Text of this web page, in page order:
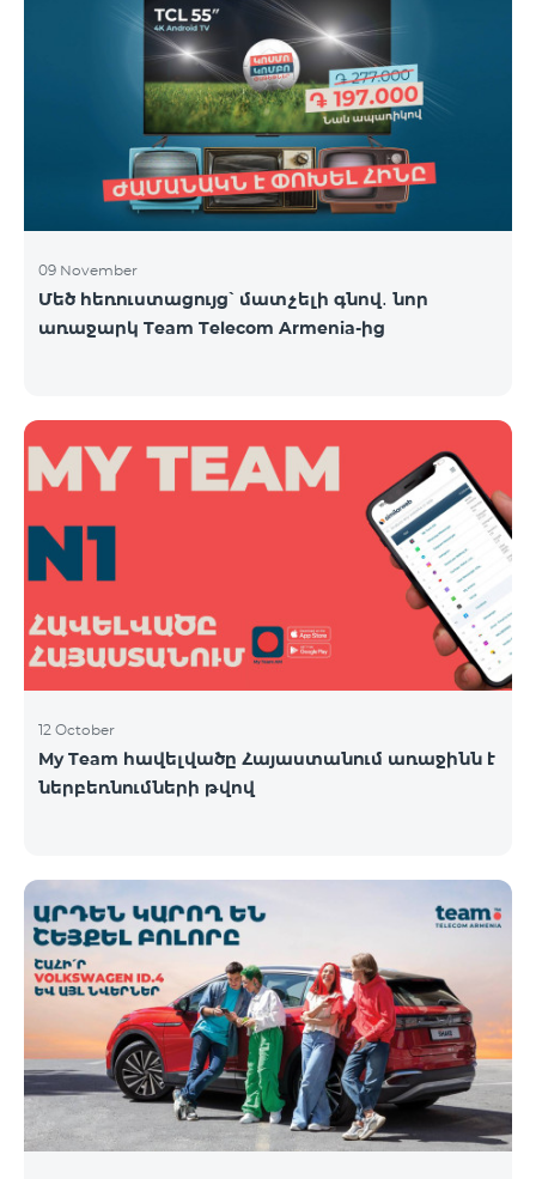
09 November
Մեծ հեռուստացույց՝ մատչելի գնով․ նոր
առաջարկ Team Telecom Armenia-ից
12 October
My Team հավելվածը Հայաստանում առաջինն է
ներբեռնումների թվով